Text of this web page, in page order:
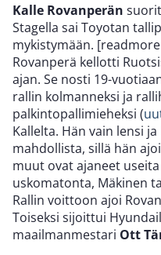
Kalle Rovanperän
Stagella sai Toyotan
mykistymään.
Rovanperä kellotti
ajan. Se nosti 19-
rallin kolmanneksi ja
palkintopallimieheksi (
Kallelta. Hän vain lensi
mahdollista, sillä hän
muut ovat ajaneet
uskomatonta, Mäkinen
Rallin voittoon ajoi
Toiseksi sijoittui
maailmanmestari Ott